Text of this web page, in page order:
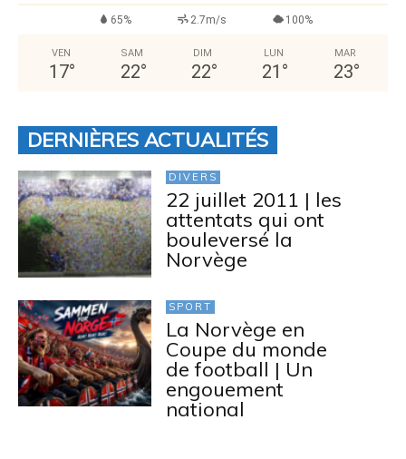
65% 2.7m/s 100%
VEN
17°
SAM
22°
DIM
22°
LUN
21 °
MAR
23°
DERNIÈRES ACTUALITÉS
DIVERS
22 juillet 2011 | les
attentats qui ont
bouleversé la
Norvège
SPORT
La Norvège en
Coupe du monde
de football | Un
engouement
national